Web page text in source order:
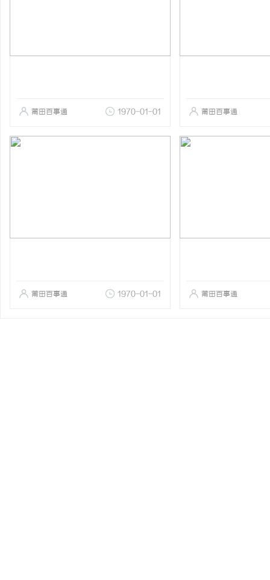
莆田百事通 1970-01-01 莆田百事通
莆田百事通 1970-01-01 莆田百事通